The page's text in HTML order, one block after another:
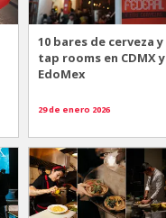
10 bares de cerveza y
tap rooms en CDMX y
EdoMex
29 de enero 2026